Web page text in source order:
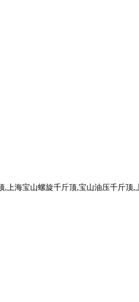
上海宝山螺旋千斤顶,宝山油压千斤顶,